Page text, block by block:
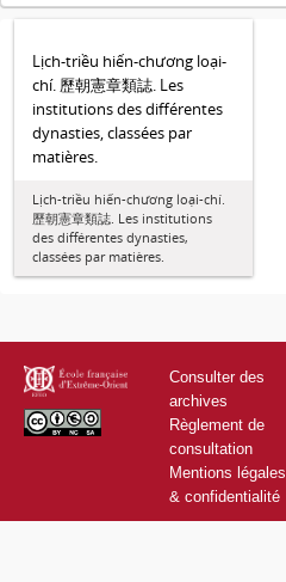
Lịch-triều hiến-chương loại-
chí. 歷朝憲章類誌. Les
institutions des différentes
dynasties, classées par
matières.
Lịch-triều hiến-chương loại-chí.
歷朝憲章類誌. Les institutions
des différentes dynasties,
classées par matières.
Consulter des
archives
Règlement de
consultation
Mentions légales
& confidentialité